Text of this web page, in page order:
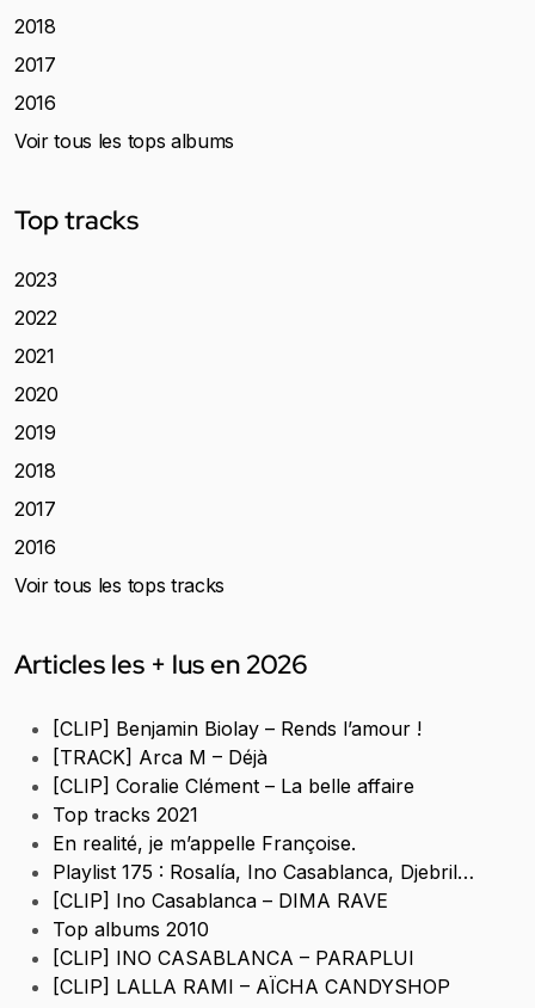
2018
2017
2016
Voir tous les tops albums
Top tracks
2023
2022
2021
2020
2019
2018
2017
2016
Voir tous les tops tracks
Articles les + lus en 2026
[CLIP] Benjamin Biolay – Rends l’amour !
[TRACK] Arca M – Déjà
[CLIP] Coralie Clément – La belle affaire
Top tracks 2021
En realité, je m’appelle Françoise.
Playlist 175 : Rosalía, Ino Casablanca, Djebril…
[CLIP] Ino Casablanca – DIMA RAVE
Top albums 2010
[CLIP] INO CASABLANCA – PARAPLUI
[CLIP] LALLA RAMI – AÏCHA CANDYSHOP